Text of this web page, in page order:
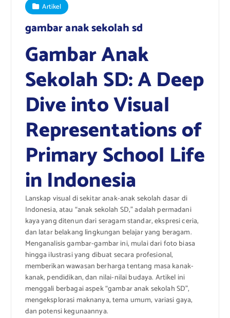
Artikel
gambar anak sekolah sd
Gambar Anak
Sekolah SD: A Deep
Dive into Visual
Representations of
Primary School Life
in Indonesia
Lanskap visual di sekitar anak-anak sekolah dasar di
Indonesia, atau “anak sekolah SD,” adalah permadani
kaya yang ditenun dari seragam standar, ekspresi ceria,
dan latar belakang lingkungan belajar yang beragam.
Menganalisis gambar-gambar ini, mulai dari foto biasa
hingga ilustrasi yang dibuat secara profesional,
memberikan wawasan berharga tentang masa kanak-
kanak, pendidikan, dan nilai-nilai budaya. Artikel ini
menggali berbagai aspek “gambar anak sekolah SD”,
mengeksplorasi maknanya, tema umum, variasi gaya,
dan potensi kegunaannya.